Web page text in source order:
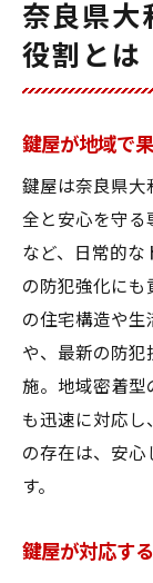
奈良県大
役割とは
鍵屋が地域で
鍵屋は奈良県大
全と安心を守る
など、日常的な
の防犯強化にも
の住宅構造や生
や、最新の防犯
施。地域密着型
も迅速に対応し
の存在は、安心
す。
鍵屋が対応す